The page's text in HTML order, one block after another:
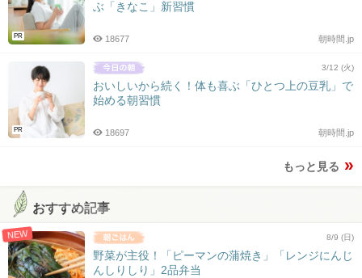
PR
ぶ「きなこ」新習慣
朝時間.jp
18677
PR
3/12 (火)
おいしいから続く！体も喜ぶ「ひとつ上の豆乳」で
始める朝習慣
朝時間.jp
18697
もっと見る
おすすめ記事
NEW 8/9 (日)
野菜が主役！「ピーマンの蒲焼き」「レンジにんじ
んしりしり」2品弁当